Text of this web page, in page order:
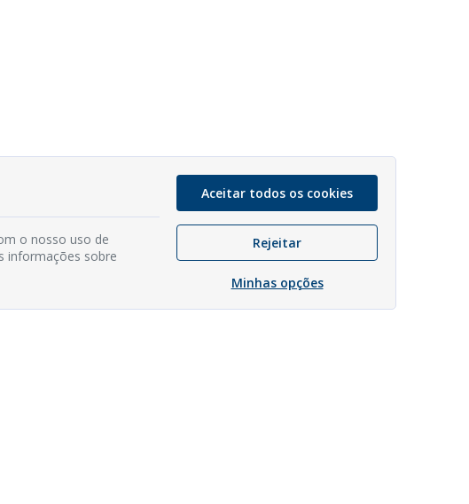
o nosso uso de
informações sobre
Aceitar todos os cookies
Rejeitar
Minhas opções